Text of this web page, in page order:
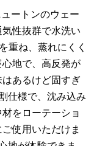
ートンのウェー
性抜群で水洗い
重ね、蒸れにくく
地で、高反発が
あるけど固すぎ
仕様で、沈み込み
をローテーショ
使用いただけま